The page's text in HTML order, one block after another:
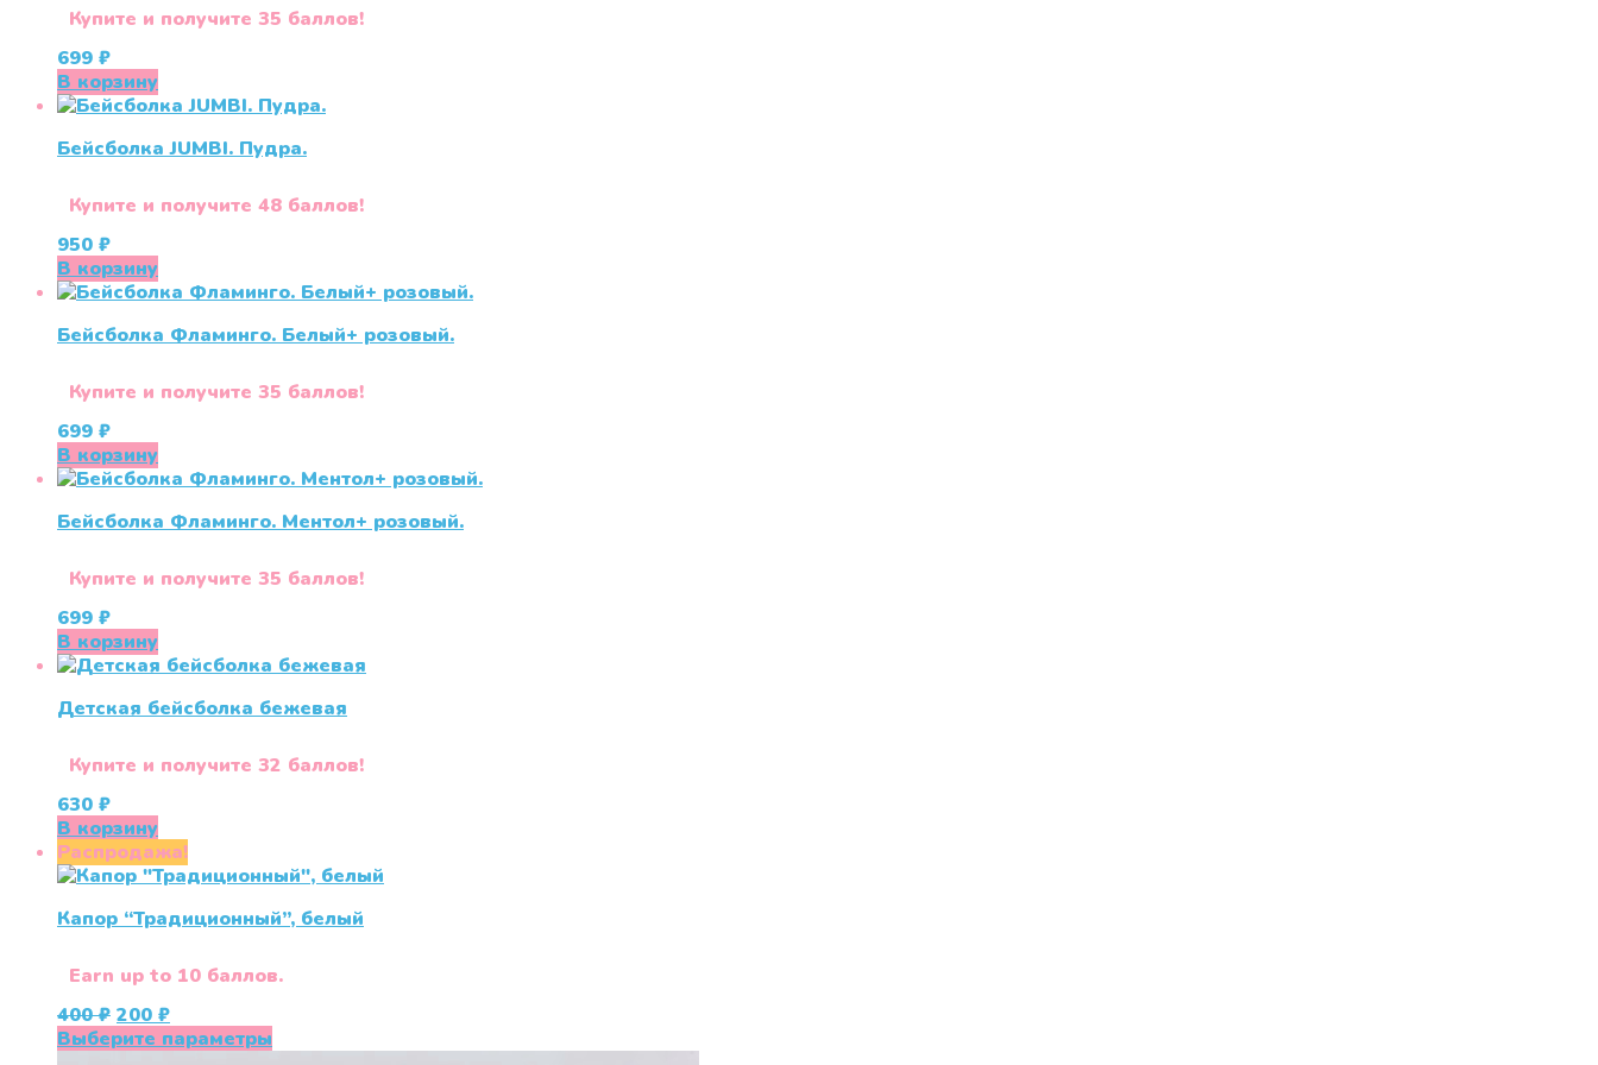
Купите и получите 35 баллов!
699 ₽
В корзину
Бейсболка JUMBI. Пудра.
Купите и получите 48 баллов!
950 ₽
В корзину
Бейсболка Фламинго. Белый+ розовый.
Купите и получите 35 баллов!
699 ₽
В корзину
Бейсболка Фламинго. Ментол+ розовый.
Купите и получите 35 баллов!
699 ₽
В корзину
Детская бейсболка бежевая
Купите и получите 32 баллов!
630 ₽
В корзину
Распродажа!
Капор “Традиционный”, белый
Earn up to 10 баллов.
400₽ Первоначальная
цена
200 ₽Текущая
цена:
Выберите параметры